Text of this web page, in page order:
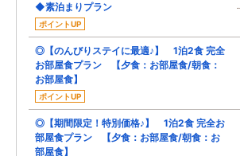
◆素泊まりプラン
ポイントUP
◎【のんびりステイに最適♪】 1泊2食 完全
お部屋食プラン 【夕食：お部屋食/朝食：
お部屋食】
ポイントUP
◎【期間限定！特別価格♪】 1泊2食 完全お
部屋食プラン 【夕食：お部屋食/朝食：お
部屋食】